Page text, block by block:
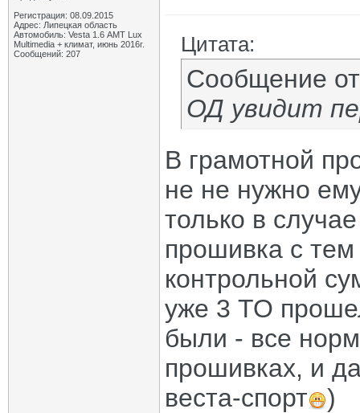
Регистрация: 08.09.2015
Адрес: Липецкая область
Автомобиль: Vesta 1.6 АМТ Lux
Multimedia + климат, июнь 2016г.
Сообщений: 207
Цитата:
Сообщение
ОД увидит
В грамотной
не не нужно
только в
прошивка с
контрольной
уже 3 ТО
были - все
прошивках, и
веста-спорт
)